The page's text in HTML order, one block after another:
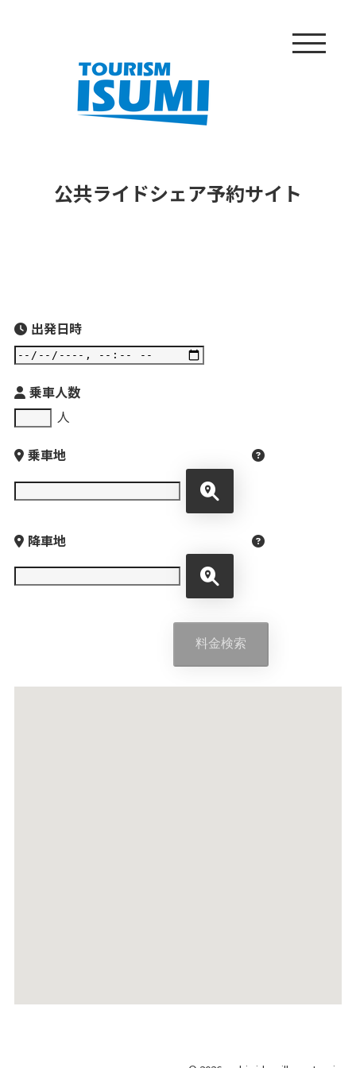
公共ライドシェア予約サイト
出発日時
乗車人数
人
乗車地
降車地
料金検索